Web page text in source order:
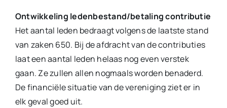
Ontwikkeling ledenbestand/betaling contributie
Het aantal leden bedraagt volgens de laatste stand
van zaken 650. Bij de afdracht van de contributies
laat een aantal leden helaas nog even verstek
gaan. Ze zullen allen nogmaals worden benaderd.
De financiële situatie van de vereniging ziet er in
elk geval goed uit.